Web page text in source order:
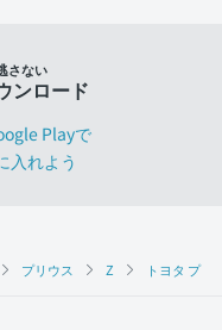
プリウス Z トヨタ プ
さない
ンロード